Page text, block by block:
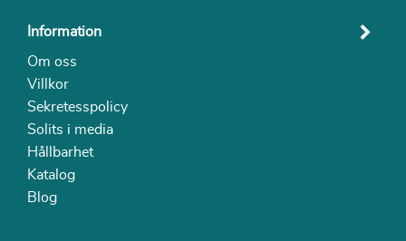
Information
Om oss
Villkor
Sekretesspolicy
Solits i media
Hållbarhet
Katalog
Blog